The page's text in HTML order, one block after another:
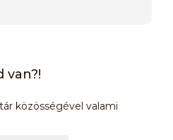
van?!
közösségével valami